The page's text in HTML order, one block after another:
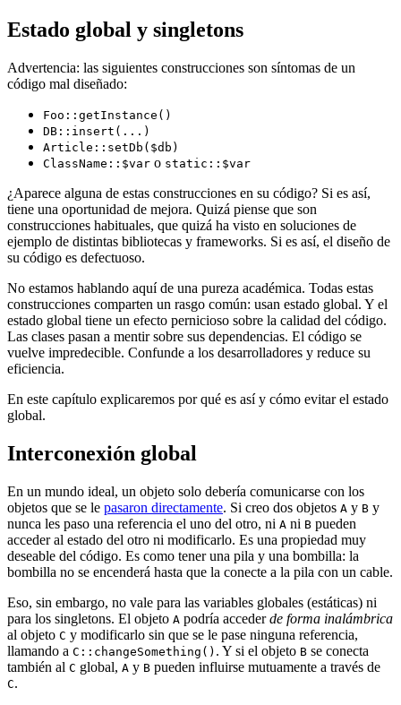
Estado global y singletons
Advertencia: las siguientes construcciones son síntomas de un
código mal diseñado:
Foo::getInstance()
DB::insert(...)
Article::setDb($db)
ClassName::$var o static::$var
¿Aparece alguna de estas construcciones en su código? Si es así,
tiene una oportunidad de mejora. Quizá piense que son
construcciones habituales, que quizá ha visto en soluciones de
ejemplo de distintas bibliotecas y frameworks. Si es así, el diseño de
su código es defectuoso.
No estamos hablando aquí de una pureza académica. Todas estas
construcciones comparten un rasgo común: usan estado global. Y el
estado global tiene un efecto pernicioso sobre la calidad del código.
Las clases pasan a mentir sobre sus dependencias. El código se
vuelve impredecible. Confunde a los desarrolladores y reduce su
eficiencia.
En este capítulo explicaremos por qué es así y cómo evitar el estado
global.
Interconexión global
En un mundo ideal, un objeto solo debería comunicarse con los
objetos que se le pasaron directamente. Si creo dos objetos A y B y
nunca les paso una referencia el uno del otro, ni A ni B pueden
acceder al estado del otro ni modificarlo. Es una propiedad muy
deseable del código. Es como tener una pila y una bombilla: la
bombilla no se encenderá hasta que la conecte a la pila con un cable.
Eso, sin embargo, no vale para las variables globales (estáticas) ni
para los singletons. El objeto A podría accederde forma inalámbrica
al objeto C y modificarlo sin que se le pase ninguna referencia,
llamando a C::changeSomething() . Y si el objeto B se conecta
también al C global, A y B pueden influirse mutuamente a través de
C.